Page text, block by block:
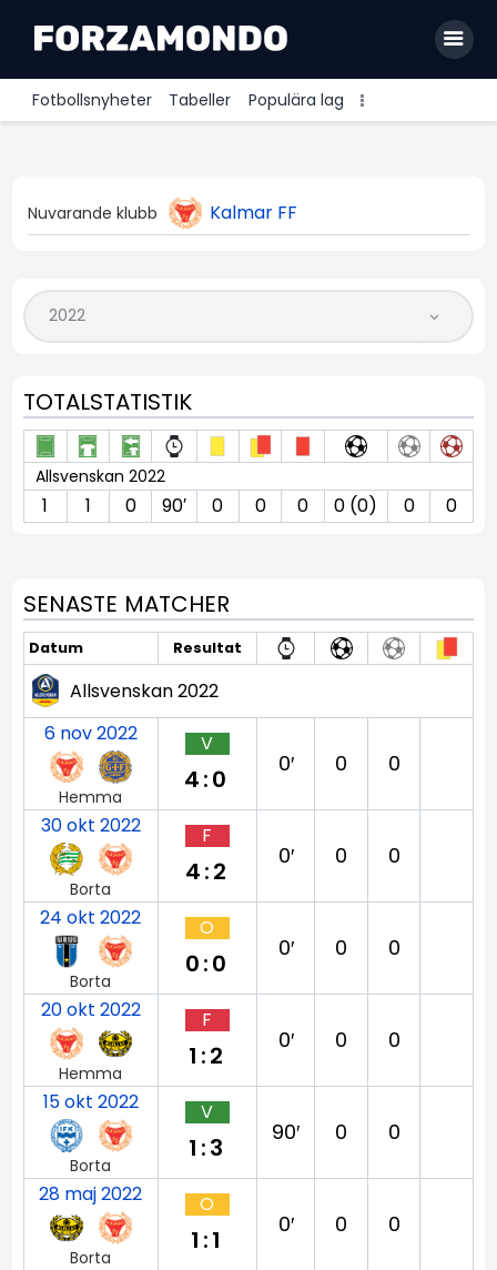
Fotbollsnyheter Tabeller Populära lag
Premier League
Bundesliga
Nuvarande klubb Kalmar FF
TOTALSTATISTIK
Allsvenskan 2022
1 1 0 90′ 0 0 0 0 (0) 0 0
SENASTE MATCHER
Datum Resultat
Allsvenskan 2022
6 nov 2022
Hemma
V
4:0
0′ 0 0
30 okt 2022
Borta
F
4:2
0′ 0 0
24 okt 2022
Borta
O
0:0
0′ 0 0
20 okt 2022
Hemma
F
1:2
0′ 0 0
15 okt 2022
Borta
V
1:3
90′ 0 0
28 maj 2022
Borta
O
1:1
0′ 0 0